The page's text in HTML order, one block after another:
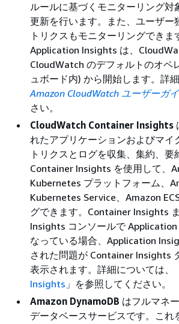
ルールに基づくモニターリング対
更新を行います。また、ユーザー
トリクスもモニターリングでき
Application Insights は、
CloudWatch のデフォルトのオペ
ュボード内) から開始します。詳細
Amazon CloudWatch ユーザーガ
さい。
CloudWatch Container Insights
れたアプリケーションおよびマイ
トリクスとログを収集、集約、要
Container Insights を使用して、
Kubernetes プラットフォーム、
Kubernetes Service、Amazon
グできます。Container Insights
Insights コンソールで
なっている場合、Application
された問題が Container Insights
表示されます。詳細については、
Insights 」を参照してください。
Amazon DynamoDB はフルマネ
データベースサービスです。これ